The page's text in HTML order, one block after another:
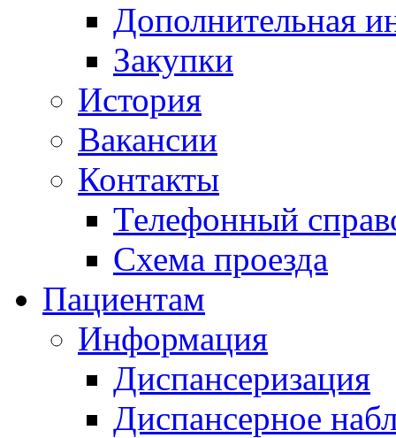
Дополнительная
Закупки
История
Вакансии
Контакты
Телефонный
Схема проезда
Пациентам
Информация
Диспансеризация
Диспансерное